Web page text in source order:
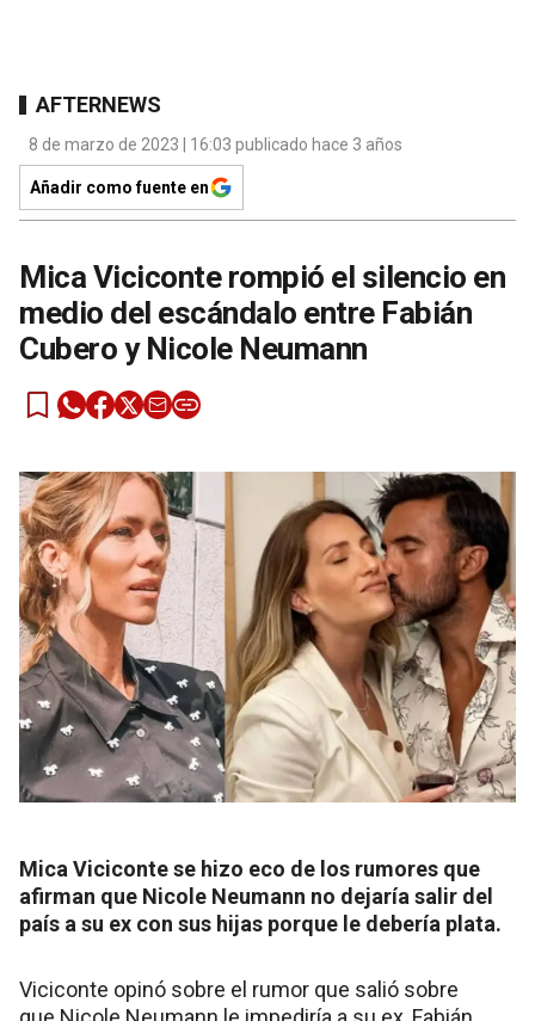
AFTERNEWS
8 de marzo de 2023 | 16:03 publicado hace 3 años
Añadir como fuente en
Mica Viciconte rompió el silencio en
medio del escándalo entre Fabián
Cubero y Nicole Neumann
Mica Viciconte se hizo eco de los rumores que
afirman que Nicole Neumann no dejaría salir del
país a su ex con sus hijas porque le debería plata.
Viciconte opinó sobre el rumor que salió sobre